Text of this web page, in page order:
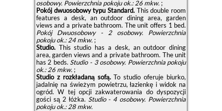
osobowy. Powierzchnia pokoju ok.: 26 mkw.;
Pokój dwuosobowy typu Standard. This double room
features a desk, an outdoor dining area, garden
views and a private bathroom. The unit offers 1 bed.
Pokój Dwuosobowy - 2 osobowy.
Powierzchnia
pokoju ok.: 24 mkw.;
Studio.This studio has a desk, an outdoor dining
area, garden views and a private bathroom. The unit
has 2 beds.Studio - 3 osobowy. Powierzchnia pokoju
ok.: 26 mkw.;
Studio z rozkładaną sofą.To studio oferuje biurko,
jadalnię na świeżym powietrzu, łazienkę i widok na
ogród. W tej opcji zakwaterowania do dyspozycji
gości są 2 łóżka. Studio - 4 osobowy. Powierzchnia
pokoju ok.: 28 mkw.